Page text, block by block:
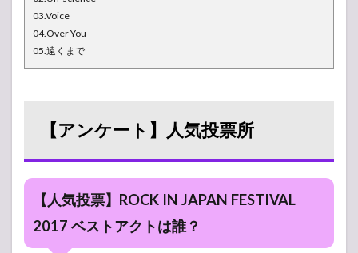
03.Voice
04.Over You
05.遠くまで
【アンケート】人気投票所
【人気投票】ROCK IN JAPAN FESTIVAL
2017 ベストアクトは誰？